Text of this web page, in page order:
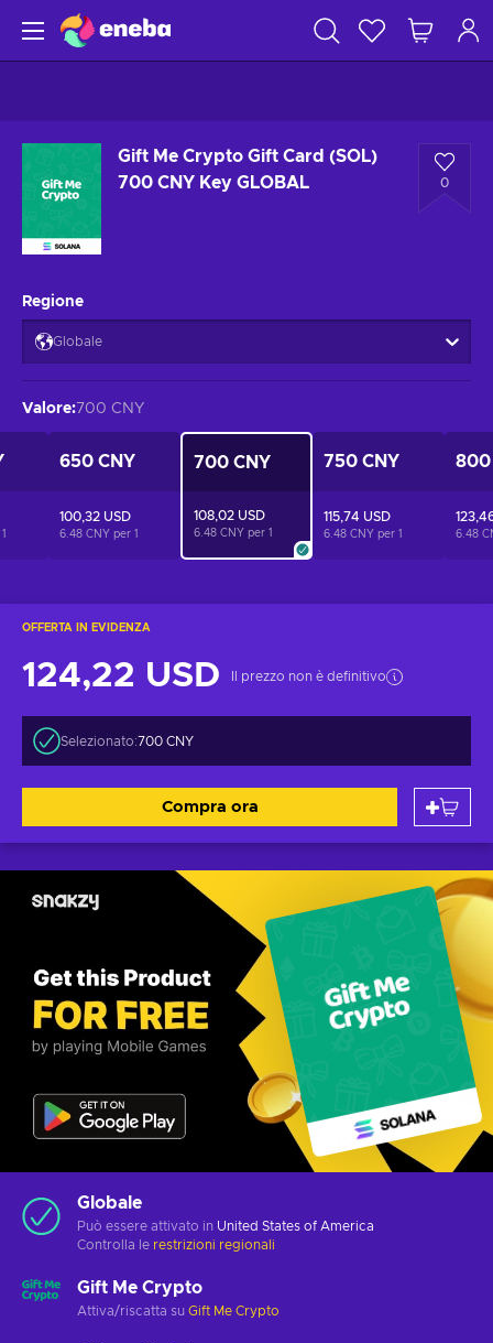
Gift Me Crypto Gift Card (SOL)
700 CNY Key GLOBAL
0
OFFERTA IN EVIDENZA
124,22 USD Il prezzo non è definitivo
Selezionato:700 CNY
Compra ora
Globale
Può essere attivato in United States of America
Controlla le restrizioni regionali
Gift Me Crypto
Attiva/riscatta su Gift Me Crypto
Regione
Globale
Valore:700 CNY
1
650 CNY
100,32 USD
6.48 CNY per 1
700 CNY
108,02 USD
6.48 CNY per 1
750 CNY
115,74 USD
6.48 CNY per 1
800
6.48